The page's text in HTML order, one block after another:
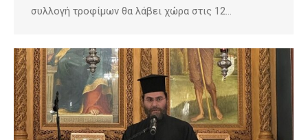
συλλογή τροφίμων θα λάβει χώρα στις 12…